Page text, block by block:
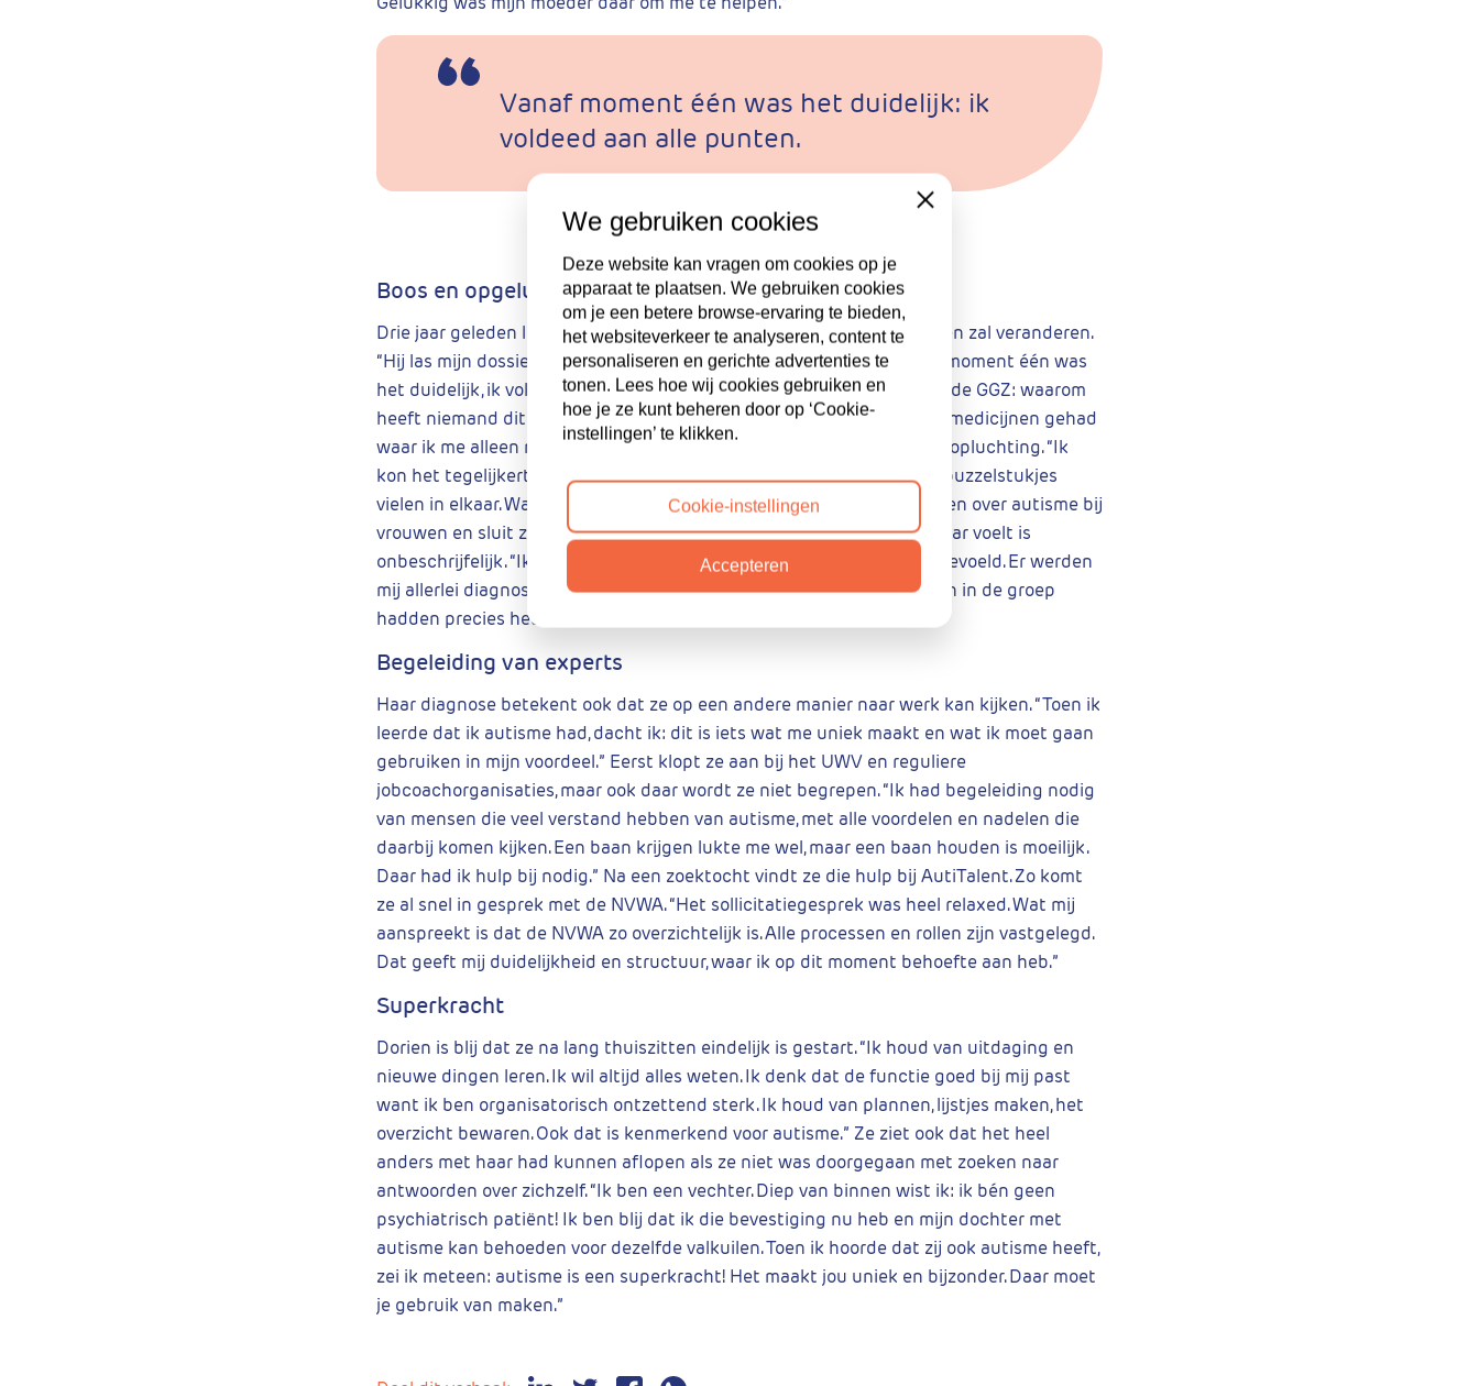
Vanaf moment één was het duidelijk: ik
voldeed aan alle punten.
Boos en opgelucht
Drie jaar geleden loopt ze naar binnen bij een psychiater die haar leven zal veranderen.
“Hij las mijn dossier en zei: jij moet naar een autismespecialist. Vanaf moment één was
het duidelijk, ik voldeed aan alle punten. Ik ben heel boos geweest op de GGZ: waarom
heeft niemand dit gezien? Ik heb zoveel behandelingen, opnames en medicijnen gehad
waar ik me alleen maar slechter door ging voelen.” Maar bovenal is er opluchting. “Ik
kon het tegelijkertijd wel uitschreeuwen van geluk: ja, dit is het! Alle puzzelstukjes
vielen in elkaar. Wat een opluchting.” Dorien volgt een aantal cursussen over autisme bij
vrouwen en sluit zich aan bij een praatgroep. De herkenning die ze daar voelt is
onbeschrijfelijk. “Ik heb me mijn hele leven zo alleen en onbegrepen gevoeld. Er werden
mij allerlei diagnoses gegeven die gewoon niet klopten. Al die vrouwen in de groep
hadden precies hetzelfde levensverhaal.”
Begeleiding van experts
Haar diagnose betekent ook dat ze op een andere manier naar werk kan kijken. “Toen ik
leerde dat ik autisme had, dacht ik: dit is iets wat me uniek maakt en wat ik moet gaan
gebruiken in mijn voordeel.” Eerst klopt ze aan bij het UWV en reguliere
jobcoachorganisaties, maar ook daar wordt ze niet begrepen. “Ik had begeleiding nodig
van mensen die veel verstand hebben van autisme, met alle voordelen en nadelen die
daarbij komen kijken. Een baan krijgen lukte me wel, maar een baan houden is moeilijk.
Daar had ik hulp bij nodig.” Na een zoektocht vindt ze die hulp bij AutiTalent. Zo komt
ze al snel in gesprek met de NVWA. “Het sollicitatiegesprek was heel relaxed. Wat mij
aanspreekt is dat de NVWA zo overzichtelijk is. Alle processen en rollen zijn vastgelegd.
Dat geeft mij duidelijkheid en structuur, waar ik op dit moment behoefte aan heb.”
Superkracht
Dorien is blij dat ze na lang thuiszitten eindelijk is gestart. “Ik houd van uitdaging en
nieuwe dingen leren. Ik wil altijd alles weten. Ik denk dat de functie goed bij mij past
want ik ben organisatorisch ontzettend sterk. Ik houd van plannen, lijstjes maken, het
overzicht bewaren. Ook dat is kenmerkend voor autisme.” Ze ziet ook dat het heel
anders met haar had kunnen aflopen als ze niet was doorgegaan met zoeken naar
antwoorden over zichzelf. “Ik ben een vechter. Diep van binnen wist ik: ik bén geen
psychiatrisch patiënt! Ik ben blij dat ik die bevestiging nu heb en mijn dochter met
autisme kan behoeden voor dezelfde valkuilen. Toen ik hoorde dat zij ook autisme heeft,
zei ik meteen: autisme is een superkracht! Het maakt jou uniek en bijzonder. Daar moet
je gebruik van maken.”
We gebruiken cookies
Deze website kan vragen om cookies op je
apparaat te plaatsen. We gebruiken cookies
om je een betere browse-ervaring te bieden,
het websiteverkeer te analyseren, content te
personaliseren en gerichte advertenties te
tonen. Lees hoe wij cookies gebruiken en
hoe je ze kunt beheren door op ‘Cookie-
instellingen’ te klikken.
Close
Cookie-instellingen
Accepteren